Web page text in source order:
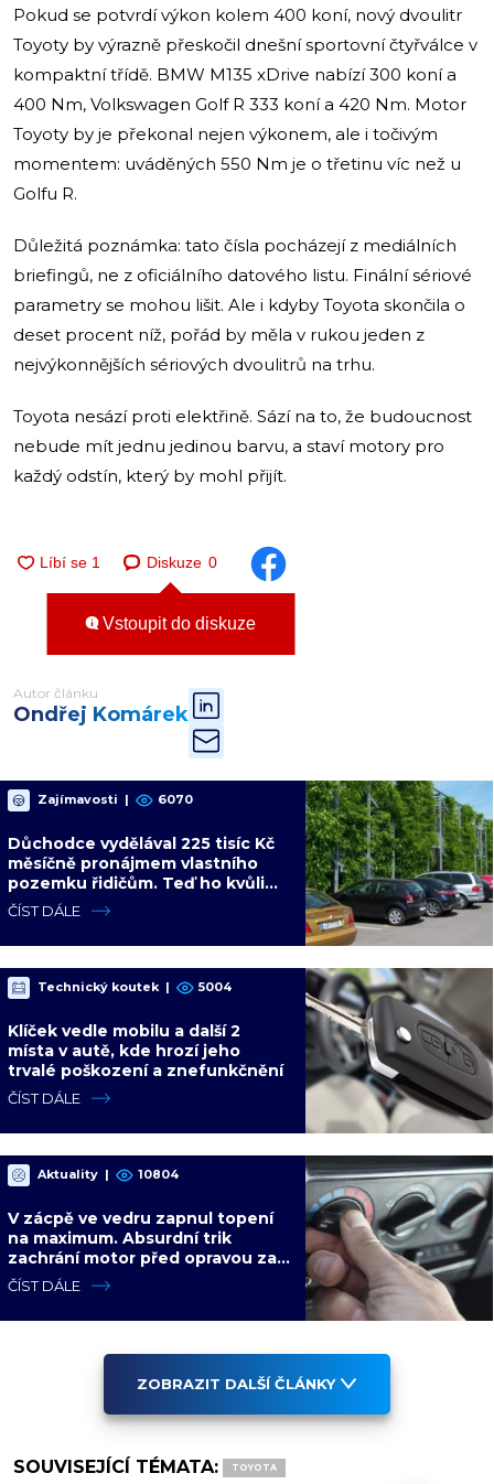
Pokud se potvrdí výkon kolem 400 koní, nový dvoulitr
Toyoty by výrazně přeskočil dnešní sportovní čtyřválce v
kompaktní třídě. BMW M135 xDrive nabízí 300 koní a
400 Nm, Volkswagen Golf R 333 koní a 420 Nm. Motor
Toyoty by je překonal nejen výkonem, ale i točivým
momentem: uváděných 550 Nm je o třetinu víc než u
Golfu R.
Důležitá poznámka: tato čísla pocházejí z mediálních
briefingů, ne z oficiálního datového listu. Finální sériové
parametry se mohou lišit. Ale i kdyby Toyota skončila o
deset procent níž, pořád by měla v rukou jeden z
nejvýkonnějších sériových dvoulitrů na trhu.
Toyota nesází proti elektřině. Sází na to, že budoucnost
nebude mít jednu jedinou barvu, a staví motory pro
každý odstín, který by mohl přijít.
Diskuze 0
Vstoupit do diskuze
Autor článku
Ondřej Komárek
Zajímavosti | 6070
Důchodce vydělával 225 tisíc Kč
měsíčně pronájmem vlastního
pozemku řidičům. Teď ho kvůli
tomu čeká soud
ČÍST DÁLE
Technický koutek | 5004
Klíček vedle mobilu a další 2
místa v autě, kde hrozí jeho
trvalé poškození a znefunkčnění
ČÍST DÁLE
Aktuality | 10804
V zácpě ve vedru zapnul topení
na maximum. Absurdní trik
zachrání motor před opravou za
desítky tisíc
ČÍST DÁLE
ZOBRAZIT DALŠÍ ČLÁNKY
SOUVISEJÍCÍ TÉMATA: TOYOTA